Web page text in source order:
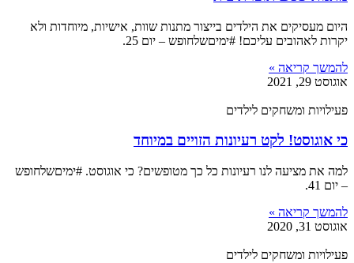
היום מעסיקים את הילדים בייצור מתנות שוות, אישיות, מיוחדות ולא
יקרות לאהובים עליכם! #ימיםשלחופש – יום 25.
להמשך קריאה »
אוגוסט 29, 2021
פעילויות ומשחקים לילדים
כי אוגוסט! לקט רעיונות הזויים במיוחד
למה את מציעה לנו רעיונות כל כך מטופשים? כי אוגוסט. #ימיםשלחופש
– יום 41.
להמשך קריאה »
אוגוסט 31, 2020
פעילויות ומשחקים לילדים